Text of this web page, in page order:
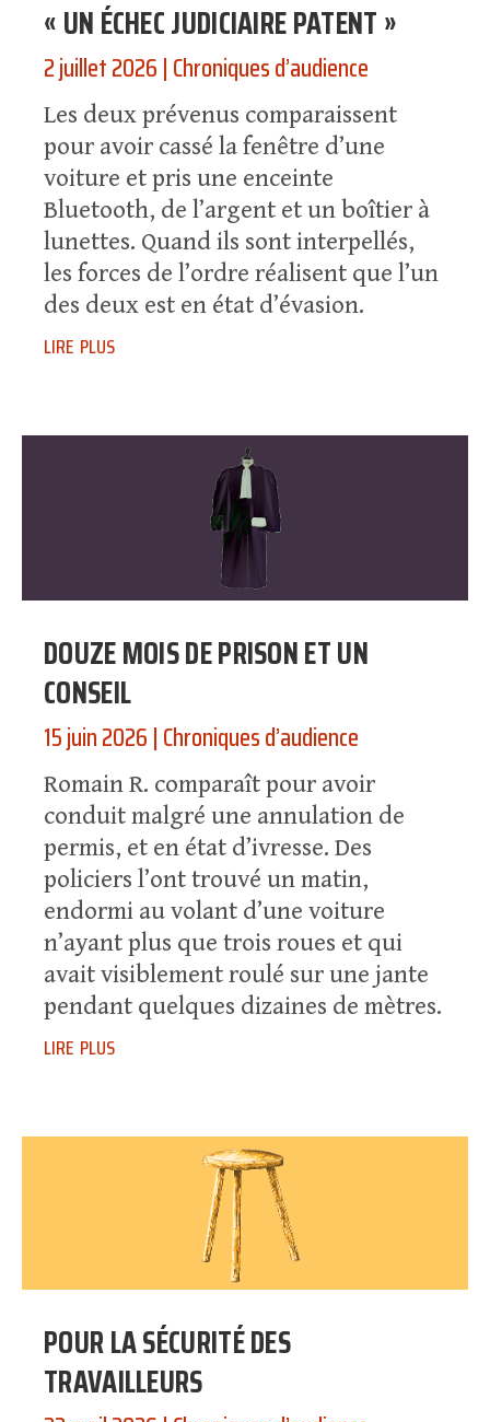
« UN ÉCHEC JUDICIAIRE PATENT »
2 juillet 2026|Chroniques d’audience
Les deux prévenus comparaissent
pour avoir cassé la fenêtre d’une
voiture et pris une enceinte
Bluetooth, de l’argent et un boîtier à
lunettes. Quand ils sont interpellés,
les forces de l’ordre réalisent que l’un
des deux est en état d’évasion.
lire plus
DOUZE MOIS DE PRISON ET UN
CONSEIL
15 juin 2026|Chroniques d’audience
Romain R. comparaît pour avoir
conduit malgré une annulation de
permis, et en état d’ivresse. Des
policiers l’ont trouvé un matin,
endormi au volant d’une voiture
n’ayant plus que trois roues et qui
avait visiblement roulé sur une jante
pendant quelques dizaines de mètres.
lire plus
POUR LA SÉCURITÉ DES
TRAVAILLEURS